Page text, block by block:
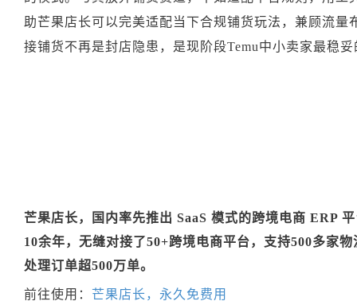
助芒果店长可以完美适配当下合规铺货玩法，兼顾流量
接铺货不再是封店隐患，是现阶段Temu中小卖家最稳
芒果店长，国内率先推出 SaaS 模式的跨境电商 ERP
10余年，无缝对接了50+跨境电商平台，支持500多家
处理订单超500万单。
前往使用： 芒果店长，永久免费用